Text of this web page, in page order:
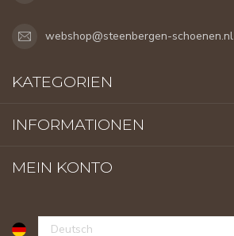
webshop@steenbergen-schoenen.nl
KATEGORIEN
INFORMATIONEN
MEIN KONTO